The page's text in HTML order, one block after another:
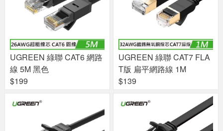
UGREEN 綠聯 CAT6 網路
線 5M 黑色
$199
UGREEN 綠聯 CAT7 FLA
T版 扁平網路線 1M
$139